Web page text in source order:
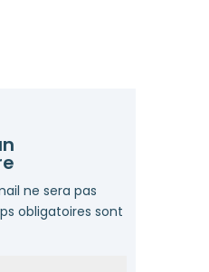
ne sera pas
obligatoires sont